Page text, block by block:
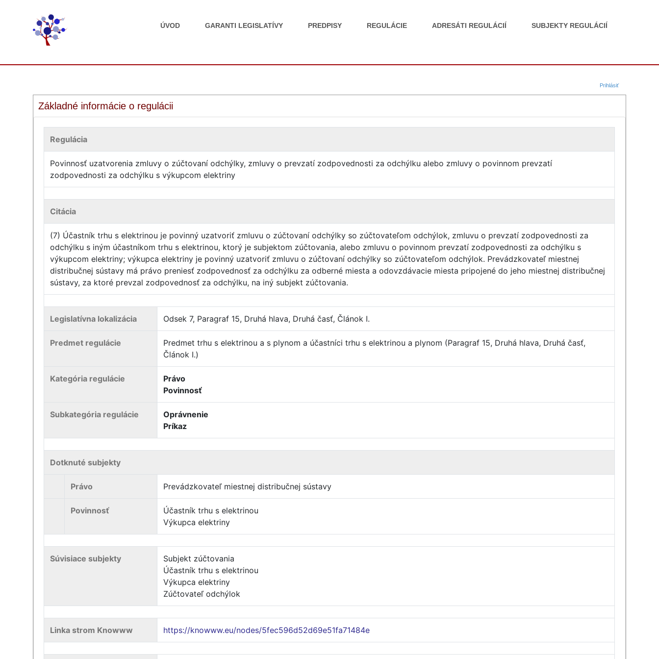
ÚVOD GARANTI LEGISLATÍVY PREDPISY REGULÁCIE ADRESÁTI REGULÁCIÍ SUBJEKTY REGULÁCIÍ
Prihlásiť
Základné informácie o regulácii
Regulácia
Povinnosť uzatvorenia zmluvy o zúčtovaní odchýlky, zmluvy o prevzatí zodpovednosti za odchýlku alebo zmluvy o povinnom prevzatí
zodpovednosti za odchýlku s výkupcom elektriny
Citácia
(7) Účastník trhu s elektrinou je povinný uzatvoriť zmluvu o zúčtovaní odchýlky so zúčtovateľom odchýlok, zmluvu o prevzatí zodpovednosti za
odchýlku s iným účastníkom trhu s elektrinou, ktorý je subjektom zúčtovania, alebo zmluvu o povinnom prevzatí zodpovednosti za odchýlku s
výkupcom elektriny; výkupca elektriny je povinný uzatvoriť zmluvu o zúčtovaní odchýlky so zúčtovateľom odchýlok. Prevádzkovateľ miestnej
distribučnej sústavy má právo preniesť zodpovednosť za odchýlku za odberné miesta a odovzdávacie miesta pripojené do jeho miestnej distribučnej
sústavy, za ktoré prevzal zodpovednosť za odchýlku, na iný subjekt zúčtovania.
Legislatívna lokalizácia Odsek 7, Paragraf 15, Druhá hlava, Druhá časť, Článok I.
Predmet regulácie
Predmet trhu s elektrinou a s plynom a účastníci trhu s elektrinou a plynom (Paragraf 15, Druhá hlava, Druhá časť,
Článok I.)
Kategória regulácie
Právo
Povinnosť
Subkategória regulácie
Oprávnenie
Príkaz
Dotknuté subjekty
Právo Prevádzkovateľ miestnej distribučnej sústavy
Povinnosť
Účastník trhu s elektrinou
Výkupca elektriny
Súvisiace subjekty
Subjekt zúčtovania
Účastník trhu s elektrinou
Výkupca elektriny
Zúčtovateľ odchýlok
Linka strom Knowww https://knowww.eu/nodes/5fec596d52d69e51fa71484e